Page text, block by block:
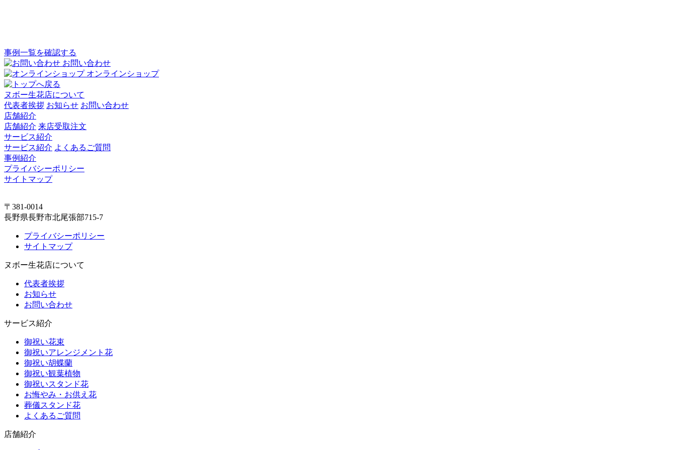
事例一覧を確認する
お問い合わせ
オンラインショップ
ヌボー生花店について
代表者挨拶 お知らせ お問い合わせ
店舗紹介
店舗紹介 来店受取注文
サービス紹介
サービス紹介 よくあるご質問
事例紹介
プライバシーポリシー
サイトマップ
〒381-0014
長野県長野市北尾張部715-7
プライバシーポリシー
サイトマップ
ヌボー生花店について
代表者挨拶
お知らせ
お問い合わせ
サービス紹介
御祝い花束
御祝いアレンジメント花
御祝い胡蝶蘭
御祝い観葉植物
御祝いスタンド花
お悔やみ・お供え花
葬儀スタンド花
よくあるご質問
店舗紹介